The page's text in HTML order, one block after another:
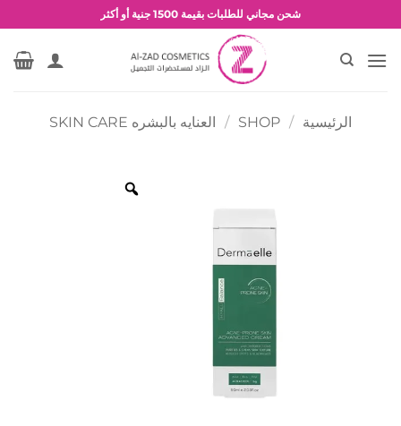
للمحتوى
شحن مجاني للطلبات بقيمة 1500 جنية أو أكثر
عروض وخصومات حصرية
الرئيسية /
SHOP
/ العنايه بالبشره SKIN CARE